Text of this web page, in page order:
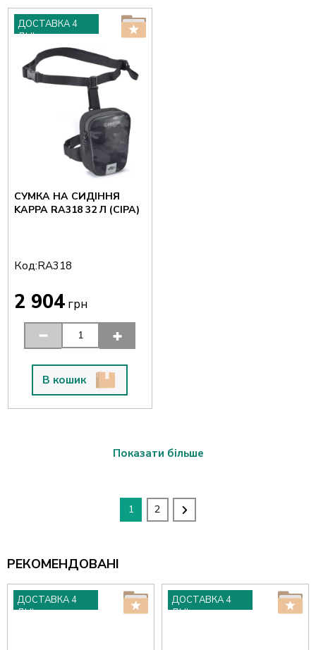
ДОСТАВКА 4
ДНІ
СУМКА НА СИДІННЯ
KAPPA RA318 32 Л (СІРА)
Код:RA318
2 904грн
В кошик
Показати більше
1 2
РЕКОМЕНДОВАНІ
ДОСТАВКА 4
ДНІ
ДОСТАВКА 4
ДНІ